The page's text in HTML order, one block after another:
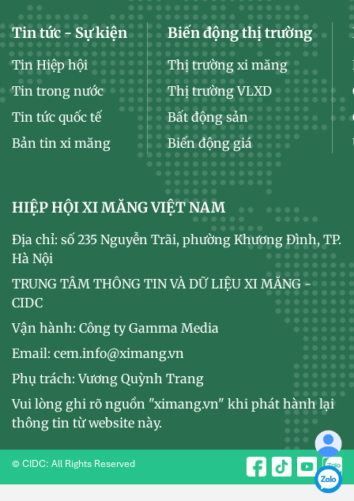
Tin tức - Sự kiện
Tin Hiệp hội
Tin trong nước
Tin tức quốc tế
Bản tin xi măng
Biến động thị trường
Thị trường xi măng
Thị trường VLXD
Bất động sản
Biến động giá
HIỆP HỘI XI MĂNG VIỆT NAM
Địa chỉ: số 235 Nguyễn Trãi, phường Khương Đình, TP.
Hà Nội
TRUNG TÂM THÔNG TIN VÀ DỮ LIỆU XI MĂNG -
CIDC
Vận hành: Công ty Gamma Media
Email: cem.info@ximang.vn
Phụ trách: Vương Quỳnh Trang
Vui lòng ghi rõ nguồn "ximang.vn" khi phát hành lại
thông tin từ website này.
© CIDC: All Rights Reserved